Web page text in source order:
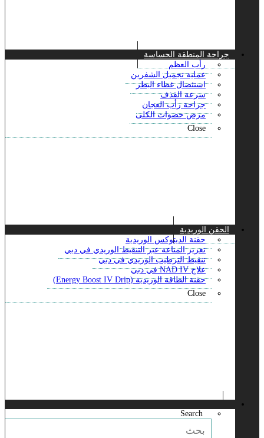
جراحة المنطقة الحساسة
رأب العظم
عملية تجميل الشفرين
استئصال غطاء البظر
سرعة القذف
جراحة رأب العجان
مرض حصوات الكلى
Close
الحقن الوريدية
حقنة الديتوكس الوريدية
تعزيز المناعة عبر التنقيط الوريدي في دبي
تنقيط الترطيب الوريدي في دبي
علاج NAD IV في دبي
حقنة الطاقة الوريدية (Energy Boost IV Drip)
Close
Search